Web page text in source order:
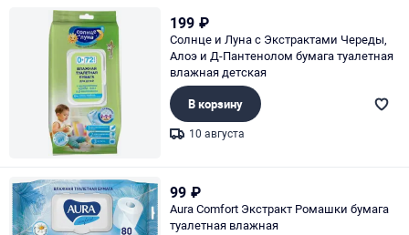
199 ₽
Солнце и Луна с Экстрактами Череды,
Алоэ и Д-Пантенолом бумага туалетная
влажная детская
В корзину
10 августа
99 ₽
Aura Comfort Экстракт Ромашки бумага
туалетная влажная